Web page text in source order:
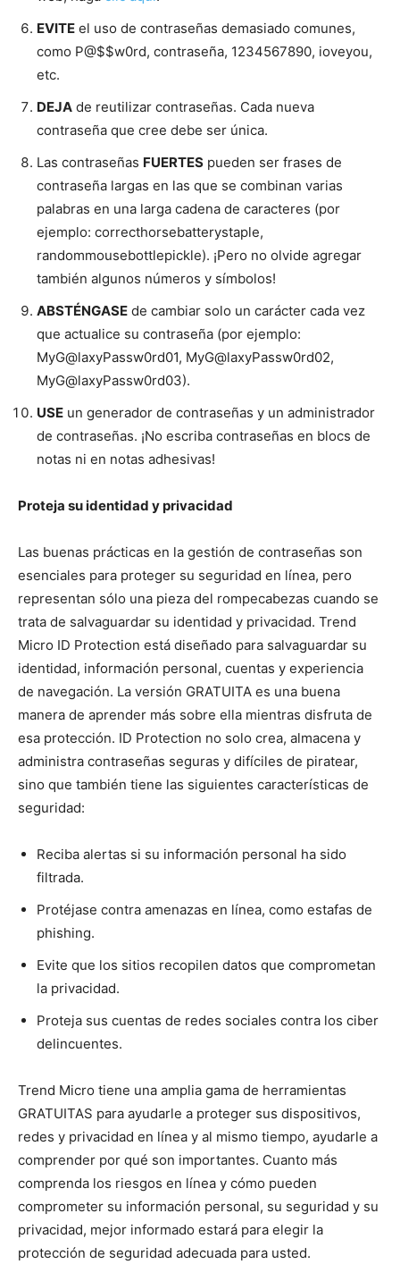
EVITE el uso de contraseñas demasiado comunes,
como P@$$w0rd, contraseña, 1234567890, ioveyou,
etc.
DEJA de reutilizar contraseñas. Cada nueva
contraseña que cree debe ser única.
Las contraseñas FUERTES pueden ser frases de
contraseña largas en las que se combinan varias
palabras en una larga cadena de caracteres (por
ejemplo: correcthorsebatterystaple,
randommousebottlepickle). ¡Pero no olvide agregar
también algunos números y símbolos!
ABSTÉNGASE de cambiar solo un carácter cada vez
que actualice su contraseña (por ejemplo:
MyG@laxyPassw0rd01, MyG@laxyPassw0rd02,
MyG@laxyPassw0rd03).
USE un generador de contraseñas y un administrador
de contraseñas. ¡No escriba contraseñas en blocs de
notas ni en notas adhesivas!
Proteja su identidad y privacidad
Las buenas prácticas en la gestión de contraseñas son
esenciales para proteger su seguridad en línea, pero
representan sólo una pieza del rompecabezas cuando se
trata de salvaguardar su identidad y privacidad. Trend
Micro ID Protection está diseñado para salvaguardar su
identidad, información personal, cuentas y experiencia
de navegación. La versión GRATUITA es una buena
manera de aprender más sobre ella mientras disfruta de
esa protección. ID Protection no solo crea, almacena y
administra contraseñas seguras y difíciles de piratear,
sino que también tiene las siguientes características de
seguridad:
Reciba alertas si su información personal ha sido
filtrada.
Protéjase contra amenazas en línea, como estafas de
phishing.
Evite que los sitios recopilen datos que comprometan
la privacidad.
Proteja sus cuentas de redes sociales contra los ciber
delincuentes.
Trend Micro tiene una amplia gama de herramientas
GRATUITAS para ayudarle a proteger sus dispositivos,
redes y privacidad en línea y al mismo tiempo, ayudarle a
comprender por qué son importantes. Cuanto más
comprenda los riesgos en línea y cómo pueden
comprometer su información personal, su seguridad y su
privacidad, mejor informado estará para elegir la
protección de seguridad adecuada para usted.